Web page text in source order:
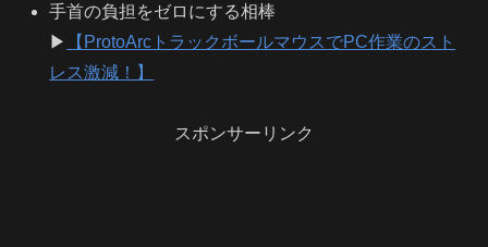
手首の負担をゼロにする相棒
▶
【ProtoArcトラックボールマウスでPC作業のスト
レス激減！】
スポンサーリンク